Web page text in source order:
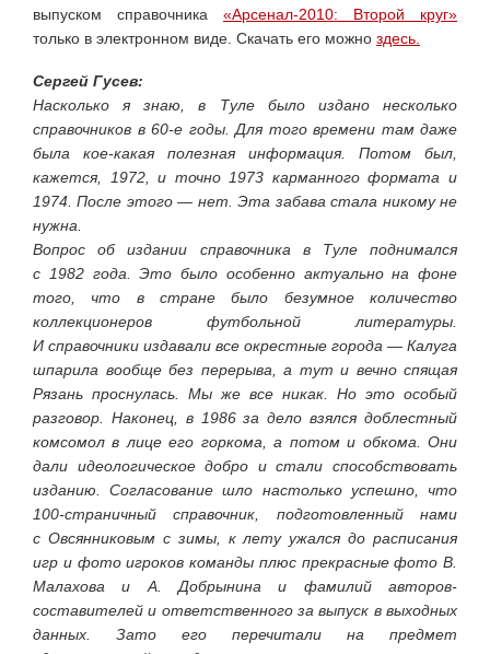
выпуском справочника «Арсенал-2010: Второй круг»
только в электронном виде. Скачать его можно здесь.
Cергей Гусев:
Насколько я знаю, в Туле было издано несколько
справочников в 60-е годы. Для того времени там даже
была кое-какая полезная информация. Потом был,
кажется, 1972, и точно 1973 карманного формата и
1974. После этого — нет. Эта забава стала никому не
нужна.
Вопрос об издании справочника в Туле поднимался
с 1982 года. Это было особенно актуально на фоне
того, что в стране было безумное количество
коллекционеров футбольной литературы.
И справочники издавали все окрестные города — Калуга
шпарила вообще без перерыва, а тут и вечно спящая
Рязань проснулась. Мы же все никак. Но это особый
разговор. Наконец, в 1986 за дело взялся доблестный
комсомол в лице его горкома, а потом и обкома. Они
дали идеологическое добро и стали способствовать
изданию. Согласование шло настолько успешно, что
100-страничный справочник, подготовленный нами
с Овсянниковым с зимы, к лету ужался до расписания
игр и фото игроков команды плюс прекрасные фото В.
Малахова и А. Добрынина и фамилий авторов-
составителей и ответственного за выпуск в выходных
данных. Зато его перечитали на предмет